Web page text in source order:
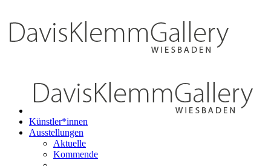
Künstler*innen
Ausstellungen
Aktuelle
Kommende